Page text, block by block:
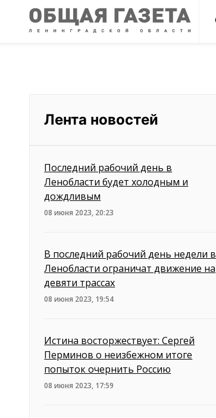
Лента новостей
Последний рабочий день в
Ленобласти будет холодным и
дождливым
08 июня 2023, 20:23
В последний рабочий день недели в
Ленобласти ограничат движение на
девяти трассах
08 июня 2023, 19:54
Истина восторжествует: Сергей
Перминов о неизбежном итоге
попыток очернить Россию
08 июня 2023, 17:59